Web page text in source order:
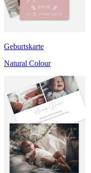
Geburtskarte
Natural Colour